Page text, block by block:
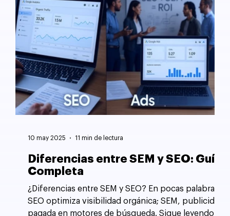
Diferencias entre SEM y SEO: Guía
Completa
¿Diferencias entre SEM y SEO? En pocas palabras,
SEO optimiza visibilidad orgánica; SEM, publicidad
pagada en motores de búsqueda. Sigue leyendo
10 may 2025 11 min de lectura